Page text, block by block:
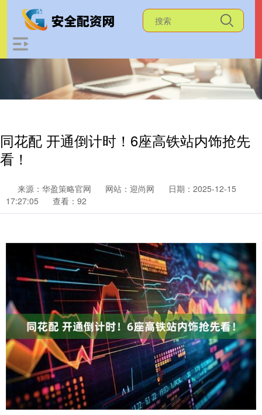
同花配 开通倒计时！6座高铁站内饰抢先
看！
来源：华盈策略官网 网站：迎尚网
日期：2025-12-15
17:27:05
查看：92